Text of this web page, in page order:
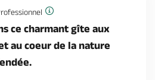
ce charmant gîte aux
au coeur de la nature